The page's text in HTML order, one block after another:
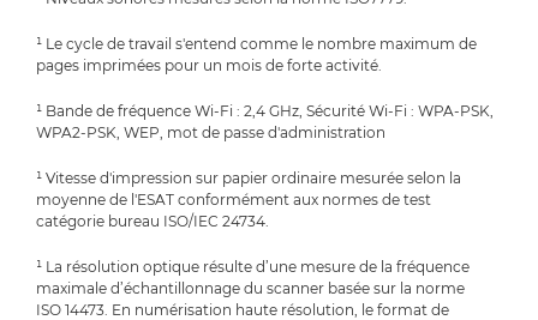
¹ Le cycle de travail s'entend comme le nombre maximum de
pages imprimées pour un mois de forte activité.
¹ Bande de fréquence Wi-Fi : 2,4 GHz, Sécurité Wi-Fi : WPA-PSK,
WPA2-PSK, WEP, mot de passe d'administration
¹ Vitesse d'impression sur papier ordinaire mesurée selon la
moyenne de l'ESAT conformément aux normes de test
catégorie bureau ISO/IEC 24734.
¹ La résolution optique résulte d’une mesure de la fréquence
maximale d’échantillonnage du scanner basée sur la norme
ISO 14473. En numérisation haute résolution, le format de